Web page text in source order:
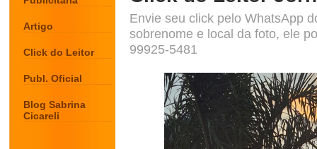
Artigo
Click do Leitor
Publ. Oficial
Blog Sabrina
Cicareli
Envie seu click pelo WhatsApp
sobrenome e local da foto, ele
99925-5481